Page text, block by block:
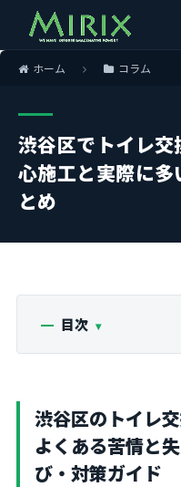
ホーム コラム
渋谷区でトイレ
心施工と実際に多
とめ
目次
渋谷区のトイレ
よくある苦情と
び・対策ガイド